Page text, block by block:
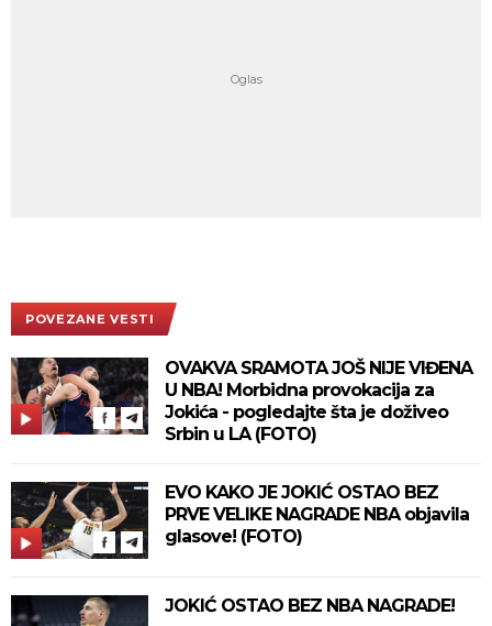
POVEZANE VESTI
OVAKVA SRAMOTA JOŠ NIJE VIĐENA
U NBA! Morbidna provokacija za
Jokića - pogledajte šta je doživeo
Srbin u LA (FOTO)
EVO KAKO JE JOKIĆ OSTAO BEZ
PRVE VELIKE NAGRADE NBA objavila
glasove! (FOTO)
JOKIĆ OSTAO BEZ NBA NAGRADE!